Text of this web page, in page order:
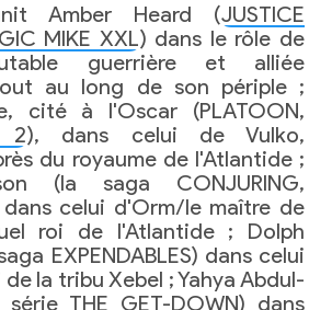
Amber Heard (JUSTICE
MIKE XXL) dans le rôle de
guerrière et alliée
au long de son périple ;
cité à l'Oscar (PLATOON,
2), dans celui de Vulko,
du royaume de l'Atlantide ;
(la saga CONJURING,
celui d'Orm/le maître de
roi de l'Atlantide ; Dolph
EXPENDABLES) dans celui
la tribu Xebel ; Yahya Abdul-
THE GET-DOWN) dans